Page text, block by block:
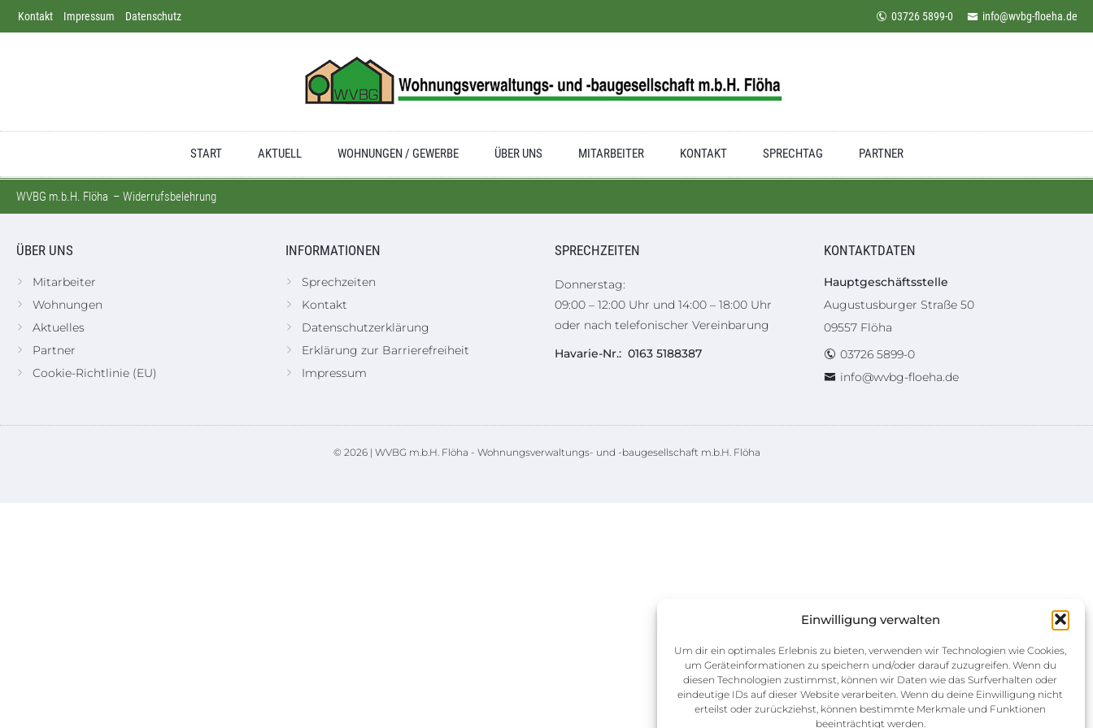
Einwilligung verwalten
Um dir ein optimales Erlebnis zu bieten, verwenden wir Technologien wie Cookies,
um Geräteinformationen zu speichern und/oder darauf zuzugreifen. Wenn du
diesen Technologien zustimmst, können wir Daten wie das Surfverhalten oder
eindeutige IDs auf dieser Website verarbeiten. Wenn du deine Einwilligung nicht
erteilst oder zurückziehst, können bestimmte Merkmale und Funktionen
beeinträchtigt werden.
Direkt zum Inhalt springen
Kontakt Impressum Datenschutz 03726 5899-0 info@wvbg-floeha.de
START AKTUELL WOHNUNGEN / GEWERBE ÜBER UNS MITARBEITER KONTAKT SPRECHTAG PARTNER
WVBG m.b.H. Flöha – Widerrufsbelehrung
ÜBER UNS
Mitarbeiter
Wohnungen
Aktuelles
Partner
Cookie-Richtlinie (EU)
INFORMATIONEN
Sprechzeiten
Kontakt
Datenschutzerklärung
Erklärung zur Barrierefreiheit
Impressum
SPRECHZEITEN
Donnerstag:
09:00 – 12:00 Uhr und 14:00 – 18:00 Uhr
oder nach telefonischer Vereinbarung
Havarie-Nr.: 0163 5188387
KONTAKTDATEN
Hauptgeschäftsstelle
Augustusburger Straße 50
09557 Flöha
03726 5899-0
info@wvbg-floeha.de
© 2026 | WVBG m.b.H. Flöha - Wohnungsverwaltungs- und -baugesellschaft m.b.H. Flöha